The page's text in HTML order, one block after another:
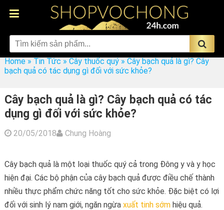
Home» Tin Tức » Cây thuốc quý» Cây bạch quả là gì? Cây
bạch quả có tác dụng gì đối với sức khỏe?
Cây bạch quả là gì? Cây bạch quả có tác
dụng gì đối với sức khỏe?
20/05/2018 Chung Hoàng
Cây bạch quả là một loại thuốc quý cả trong Đông y và y học
hiện đại. Các bộ phận của cây bạch quả được điều chế thành
nhiều thực phẩm chức năng tốt cho sức khỏe. Đặc biệt có lợi
đối với sinh lý nam giới, ngăn ngừa xuất tinh sớmhiệu quả.